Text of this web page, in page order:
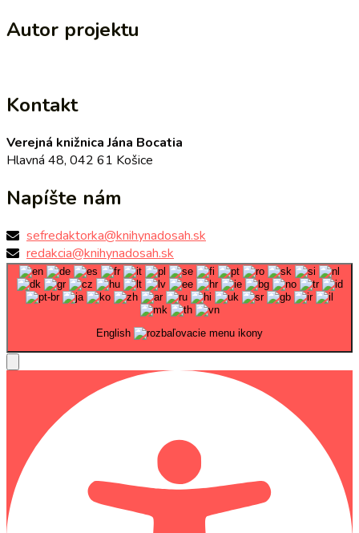
Autor projektu
Kontakt
Verejná knižnica Jána Bocatia
Hlavná 48, 042 61 Košice
Napíšte nám
sefredaktorka@knihynadosah.sk
redakcia@knihynadosah.sk
English